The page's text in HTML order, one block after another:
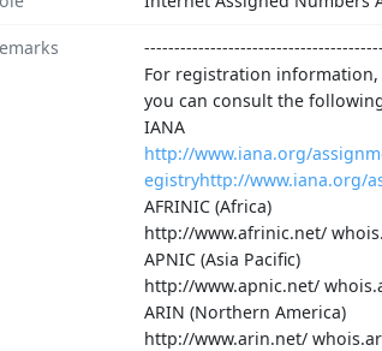
For registration information,
you can consult the
IANA
http://www.iana.org/
egistryhttp://www.iana.org/
AFRINIC (Africa)
http://www.afrinic.net/
APNIC (Asia Pacific)
http://www.apnic.net/
ARIN (Northern America)
http://www.arin.net/